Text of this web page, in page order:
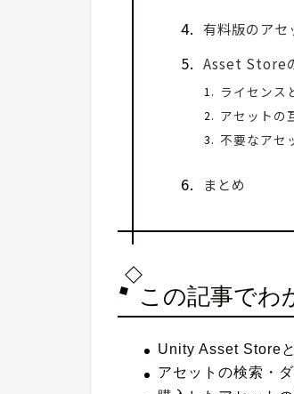
有料版のアセ
Asset Store
ライセンス
アセットの
不要なアセ
まとめ
この記事でわ
Unity Asset Store
アセットの検索・